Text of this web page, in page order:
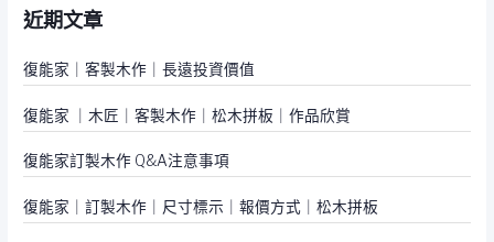
字
近期文章
復能家｜客製木作｜長遠投資價值
復能家 ｜木匠｜客製木作｜松木拼板｜作品欣賞
復能家訂製木作 Q&A注意事項
復能家｜訂製木作｜尺寸標示｜報價方式｜松木拼板